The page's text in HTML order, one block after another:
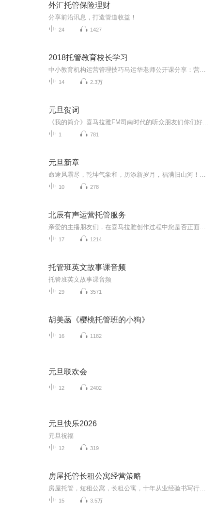
外汇托管保险理财
分享前沿讯息，打造管道收益！
24 1427
2018托管教育校长学习
14 2.3万
元旦贺词
1 781
元旦新章
10 278
北辰有声运营托管服务
17 1214
托管班英文故事课音频
托管班英文故事课音频
29 3571
胡美菡《樱桃托管班的小狗》
16 1182
元旦联欢会
12 2402
元旦快乐2026
元旦祝福
12 319
房屋托管长租公寓经营策略
15 3.5万